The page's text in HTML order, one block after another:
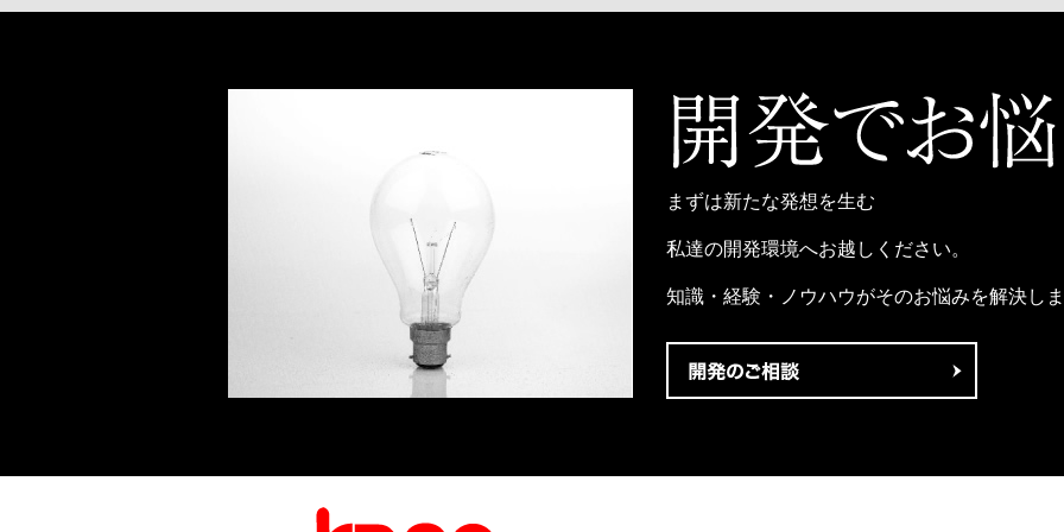
まずは新たな発想を生む
私達の開発環境へお越しください。
知識・経験・ノウハウがそのお悩みを解決し